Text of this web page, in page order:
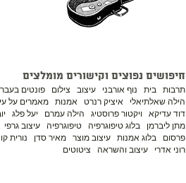
חיפושים נפוצים וקישורים מומלצים
תרבות בית נוף אורבני עיצוב צילום פונטים
הילה שאלתיאלי
איציק רנרט אמנות מאמרים על
דוד עדיקא
ויקטור פרוסטיג הילה עמרם יעל פלג
מתן ליברמן
בלוג טיפוגרפיה טיפוגרפיה עיצוב גרפי
פרסום
בלוג אמנות עיצוב מוצר מאיר סדן נורית
רוני אדרי
עיצוב והשראה ציטוטים